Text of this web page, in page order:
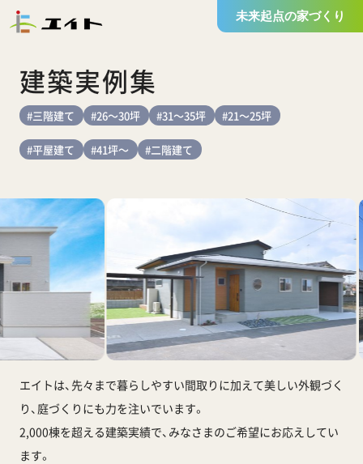
未来起点の家づくり
建築実例集
#三階建て #26～30坪 #31～35坪 #21～25坪
#平屋建て #41坪～ #二階建て
エイトは、先々まで暮らしやすい間取りに加えて美しい外観づく
り、庭づくりにも力を注いでいます。
2,000棟を超える建築実績で、みなさまのご希望にお応えしてい
ます。